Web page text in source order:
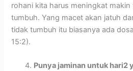
rohani kita harus meningkat
tumbuh. Yang macet akan jatuh
tidak tumbuh itu biasanya ada
15:2).
Punya jaminan untuk hari2